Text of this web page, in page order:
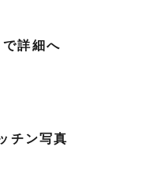
詳細へ
チン写真